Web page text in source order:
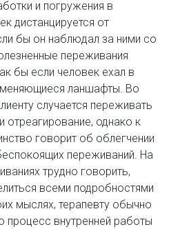
и погружения в
дистанцируется от
бы он наблюдал за ними со
переживания
бы если человек ехал в
ланшафты. Во
случается переживать
отреагирование, однако к
говорит об облегчении
переживаний. На
трудно говорить,
всеми подробностями
мыслях, терапевту обычно
процесс внутренней работы